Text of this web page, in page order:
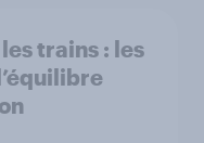
trains : les